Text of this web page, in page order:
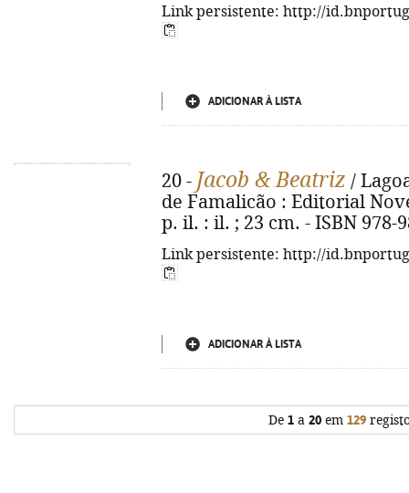
Link persistente: http://
ADICIONAR À LISTA
20 - Jacob & Beatriz /
de Famalicão : Editorial
p. il. : il. ; 23 cm. - ISBN 978-
Link persistente: http://
ADICIONAR À LISTA
De 1 a 20 em 129